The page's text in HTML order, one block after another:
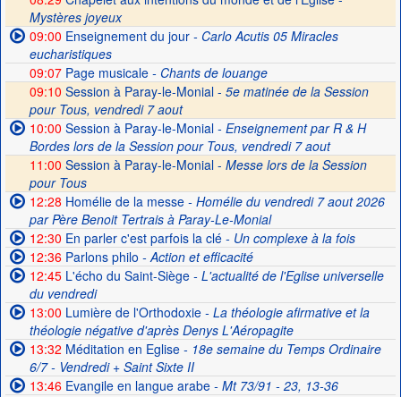
Mystères joyeux
09:00 Enseignement du jour- Carlo Acutis 05 Miracles
eucharistiques
09:07Page musicale- Chants de louange
09:10 Session à Paray-le-Monial - 5e matinée de la Session
pour Tous, vendredi 7 aout
10:00 Session à Paray-le-Monial- Enseignement par R & H
Bordes lors de la Session pour Tous, vendredi 7 aout
11:00 Session à Paray-le-Monial - Messe lors de la Session
pour Tous
12:28 Homélie de la messe- Homélie du vendredi 7 aout 2026
par Père Benoit Tertrais à Paray-Le-Monial
12:30 En parler c'est parfois la clé- Un complexe à la fois
12:36Parlons philo - Action et efficacité
12:45L'écho du Saint-Siège- L'actualité de l'Eglise universelle
du vendredi
13:00 Lumière de l'Orthodoxie- La théologie afirmative et la
théologie négative d'après Denys L'Aéropagite
13:32 Méditation en Eglise- 18e semaine du Temps Ordinaire
6/7 - Vendredi + Saint Sixte II
13:46Evangile en langue arabe- Mt 73/91 - 23, 13-36